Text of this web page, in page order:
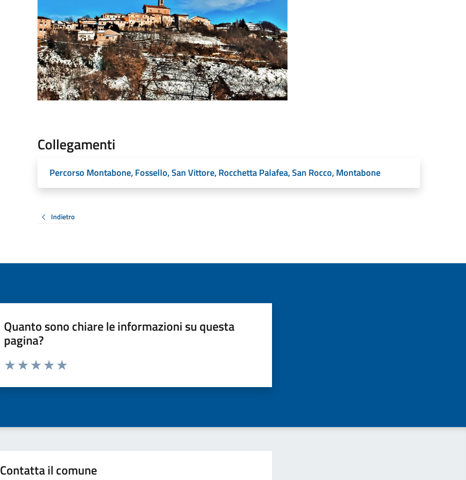
Collegamenti
Percorso Montabone, Fossello, San Vittore, Rocchetta Palafea, San Rocco, Montabone
Indietro
Quanto sono chiare le informazioni su questa
pagina?
Valuta da 1 a 5 stelle la pagina
Contatta il comune